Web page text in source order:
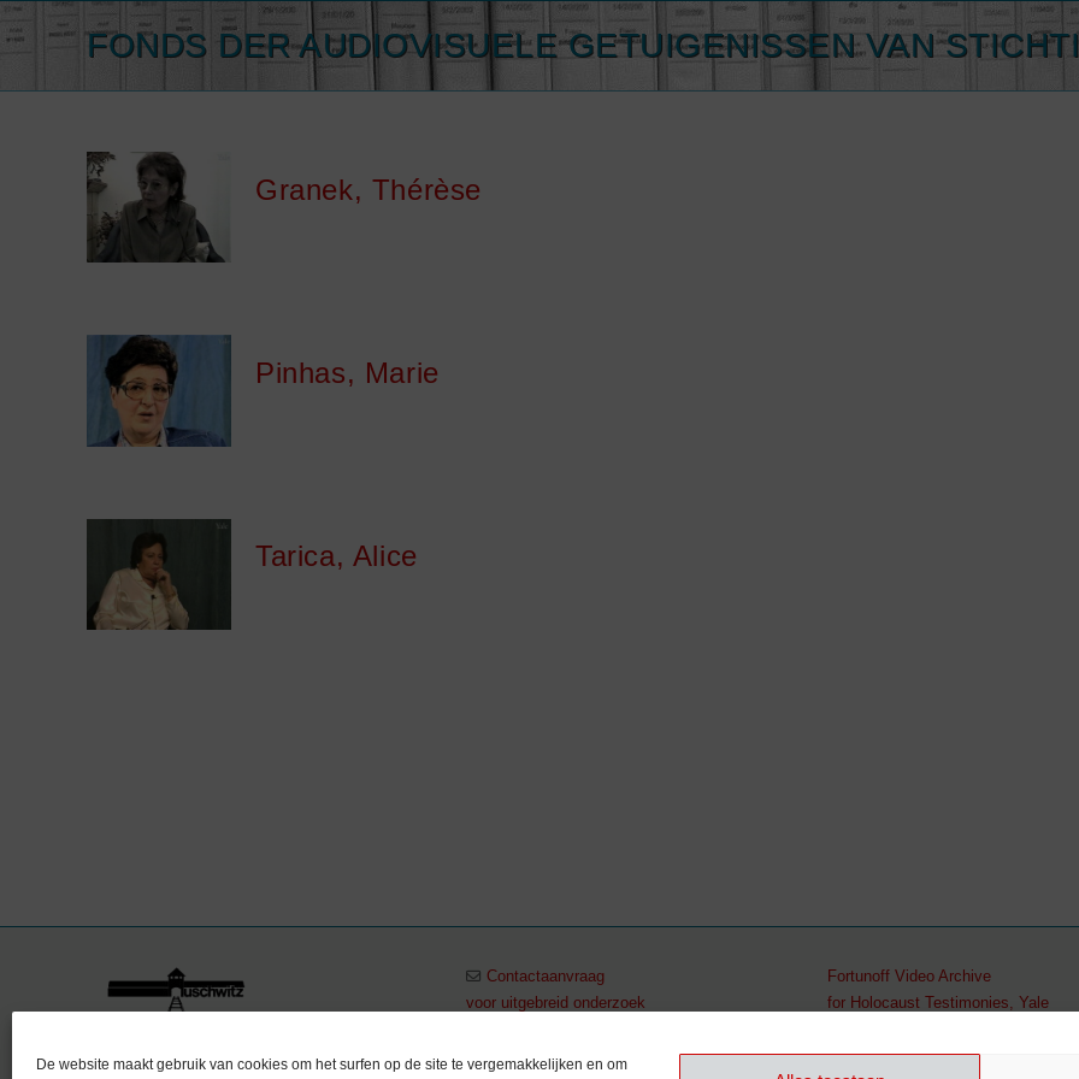
De website maakt gebruik van cookies om het surfen op de site te vergemakkelijken en om
Spring
naar
FONDS DER AUDIOVISUELE GETUIGENISSEN VAN
Granek, Thérèse
Pinhas, Marie
Tarica, Alice
vzw Auschwitz in Gedachtenis
Contactaanvraag
voor uitgebreid onderzoek
Fortunoff Video Archive
for Holocaust Testimonies, Yale